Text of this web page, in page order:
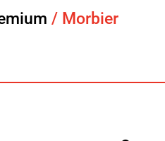
/ Morbier